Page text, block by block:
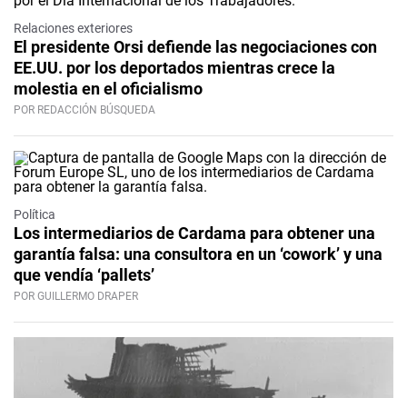
Relaciones exteriores
El presidente Orsi defiende las negociaciones con
EE.UU. por los deportados mientras crece la
molestia en el oficialismo
POR REDACCIÓN BÚSQUEDA
Política
Los intermediarios de Cardama para obtener una
garantía falsa: una consultora en un ‘cowork’ y una
que vendía ‘pallets’
POR GUILLERMO DRAPER